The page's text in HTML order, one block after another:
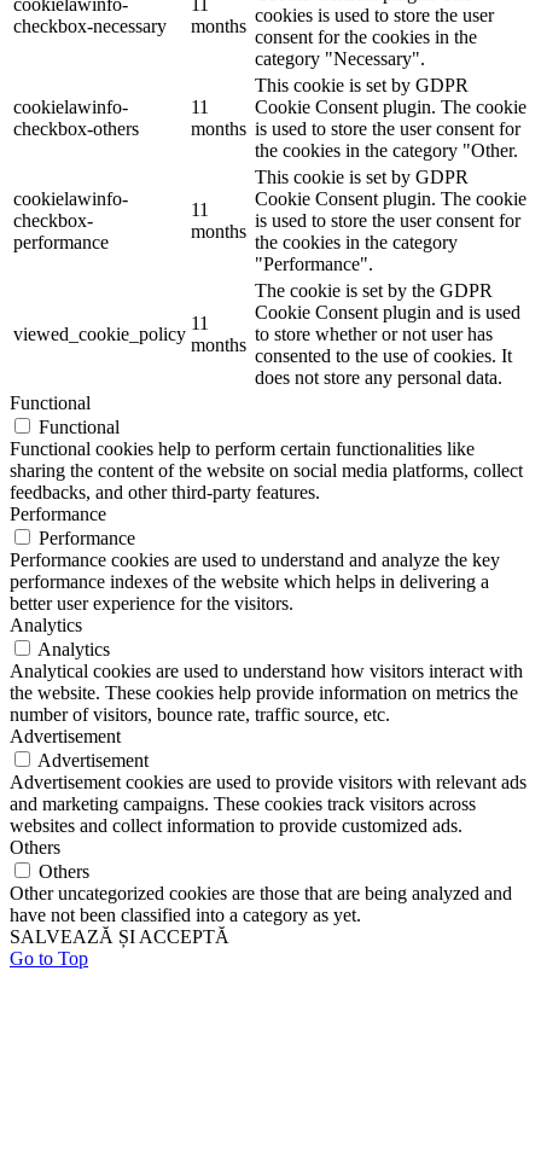
checkbox-necessary
months
cookies is used to store the user
consent for the cookies in the
category "Necessary".
cookielawinfo-
checkbox-others
11
months
This cookie is set by GDPR
Cookie Consent plugin. The cookie
is used to store the user consent for
the cookies in the category "Other.
cookielawinfo-
checkbox-
performance
11
months
This cookie is set by GDPR
Cookie Consent plugin. The cookie
is used to store the user consent for
the cookies in the category
"Performance".
viewed_cookie_policy
11
months
The cookie is set by the GDPR
Cookie Consent plugin and is used
to store whether or not user has
consented to the use of cookies. It
does not store any personal data.
Functional
Functional
Functional cookies help to perform certain functionalities like
sharing the content of the website on social media platforms, collect
feedbacks, and other third-party features.
Performance
Performance
Performance cookies are used to understand and analyze the key
performance indexes of the website which helps in delivering a
better user experience for the visitors.
Analytics
Analytics
Analytical cookies are used to understand how visitors interact with
the website. These cookies help provide information on metrics the
number of visitors, bounce rate, traffic source, etc.
Advertisement
Advertisement
Advertisement cookies are used to provide visitors with relevant ads
and marketing campaigns. These cookies track visitors across
websites and collect information to provide customized ads.
Others
Others
Other uncategorized cookies are those that are being analyzed and
have not been classified into a category as yet.
SALVEAZĂ ȘI ACCEPTĂ
Go to Top